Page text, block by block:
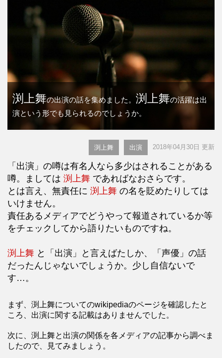
渕上舞の出演の話を集めました。 渕上舞の活躍は出
演という形でも見られるのでしょうか。
渕上舞 出演 2018年04月30日 更新
「出演」の噂は有名人なら多少はされることがある
噂。ましては 渕上舞 であればなおさらです。
とは言え、無責任に 渕上舞 の名を貶めたりしては
いけません。
責任あるメディアでどうやって報道されているか等
をチェックしてから語りたいものですね。
渕上舞 と「出演」と言えばたしか、「声優」の話
だったんじゃないでしょうか。少し自信ないで
す…。
まず、渕上舞についてのwikipediaのページを確認したと
ころ、出演に関する記載はありませんでした。
次に、渕上舞と出演の関係を各メディアの記事から調べま
したので、見てみましょう。